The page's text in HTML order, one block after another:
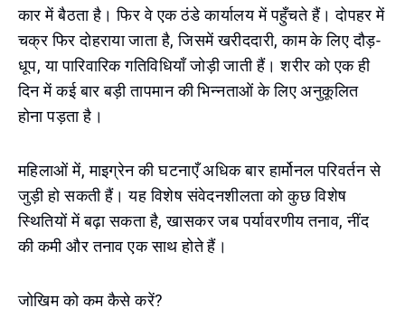
कार में बैठता है। फिर वे एक ठंडे कार्यालय में पहुँचते हैं। दोपहर में
चक्र फिर दोहराया जाता है, जिसमें खरीददारी, काम के लिए दौड़-
धूप, या पारिवारिक गतिविधियाँ जोड़ी जाती हैं। शरीर को एक ही
दिन में कई बार बड़ी तापमान की भिन्नताओं के लिए अनुकूलित
होना पड़ता है।
महिलाओं में, माइग्रेन की घटनाएँ अधिक बार हार्मोनल परिवर्तन से
जुड़ी हो सकती हैं। यह विशेष संवेदनशीलता को कुछ विशेष
स्थितियों में बढ़ा सकता है, खासकर जब पर्यावरणीय तनाव, नींद
की कमी और तनाव एक साथ होते हैं।
जोखिम को कम कैसे करें?